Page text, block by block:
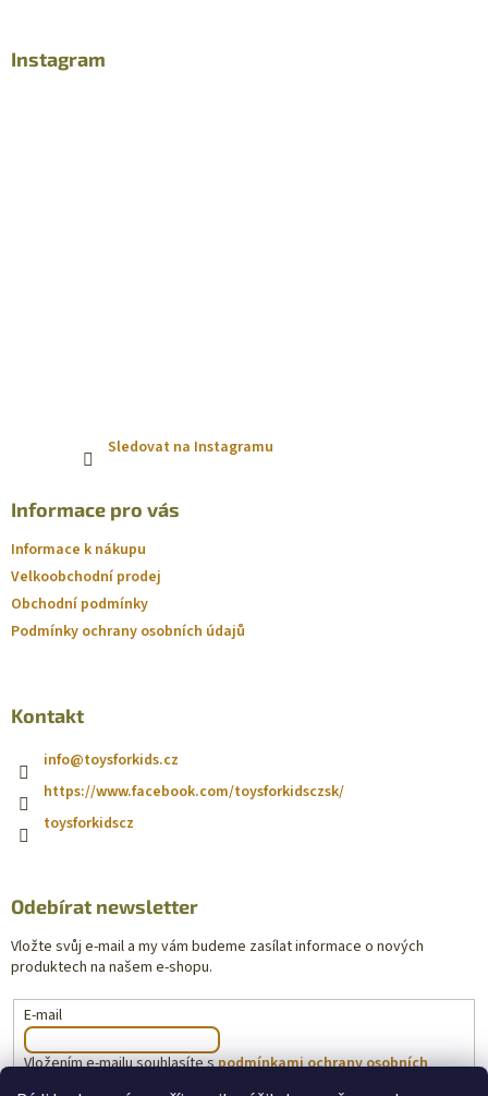
Instagram
Sledovat na Instagramu
Informace pro vás
Informace k nákupu
Velkoobchodní prodej
Obchodní podmínky
Podmínky ochrany osobních údajů
Kontakt
info@toysforkids.cz
https://www.facebook.com/toysforkidsczsk/
toysforkidscz
Odebírat newsletter
Vložte svůj e-mail a my vám budeme zasílat informace o nových
produktech na našem e-shopu.
E-mail
Vložením e-mailu souhlasíte spodmínkami ochrany osobních